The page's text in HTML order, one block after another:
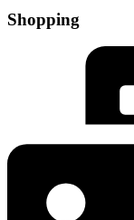
Shopping